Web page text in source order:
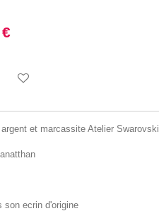
et marcassite Atelier Swarovski
son ecrin d'origine